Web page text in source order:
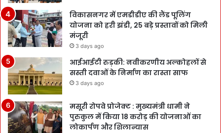
विकासनगर में एमडीडीए की लैंड पूलिंग
योजना को हरी झंडी, 25 बड़े प्रस्तावों को मिली
मंजूरी
3 days ago
आईआईटी रुड़की: नवीकरणीय अल्कोहलों से
सस्ती दवाओं के निर्माण का रास्ता साफ
3 days ago
मसूरी रोपवे प्रोजेक्ट : मुख्‍यमंत्री धामी ने
पुरुकुल में किया 18 करोड़ की योजनाओं का
लोकार्पण और शिलान्यास